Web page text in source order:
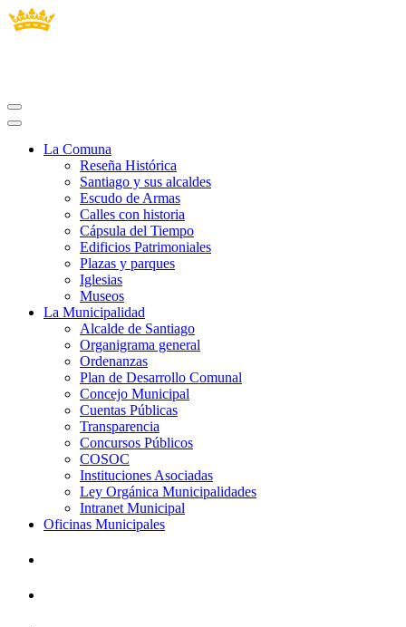
La Comuna
Reseña Histórica
Santiago y sus alcaldes
Escudo de Armas
Calles con historia
Cápsula del Tiempo
Edificios Patrimoniales
Plazas y parques
Iglesias
Museos
La Municipalidad
Alcalde de Santiago
Organigrama general
Ordenanzas
Plan de Desarrollo Comunal
Concejo Municipal
Cuentas Públicas
Transparencia
Concursos Públicos
COSOC
Instituciones Asociadas
Ley Orgánica Municipalidades
Intranet Municipal
Oficinas Municipales